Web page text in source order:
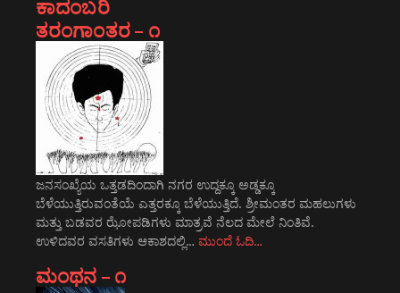
ಕಾದಂಬರಿ
ತರಂಗಾಂತರ – ೧
ಜನಸಂಖ್ಯೆಯ ಒತ್ತಡದಿಂದಾಗಿ ನಗರ ಉದ್ದಕ್ಕೂ ಅಡ್ಡಕ್ಕೂ
ಬೆಳೆಯುತ್ತಿರುವಂತೆಯೆ ಎತ್ತರಕ್ಕೂ ಬೆಳೆಯುತ್ತಿದೆ. ಶ್ರೀಮಂತರ ಮಹಲುಗಳು
ಮತ್ತು ಬಡವರ ಝೋಪಡಿಗಳು ಮಾತ್ರವೆ ನೆಲದ ಮೇಲೆ ನಿಂತಿವೆ.
ಉಳಿದವರ ವಸತಿಗಳು ಆಕಾಶದಲ್ಲಿ… ಮುಂದೆ ಓದಿ…
ಮಂಥನ – ೧